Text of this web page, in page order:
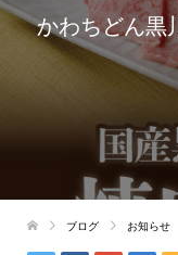
かわちどん黒
ブログ お知らせ